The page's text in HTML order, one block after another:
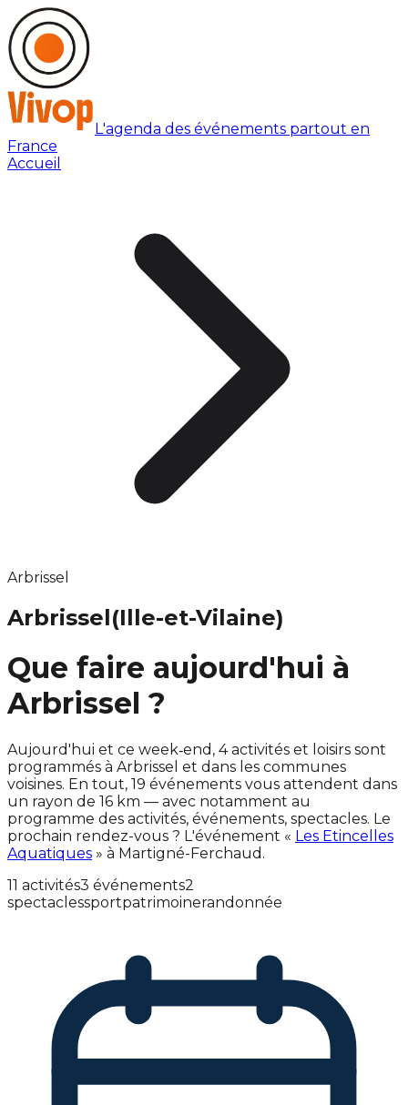
L'agenda des événements partout en
France
Accueil
Arbrissel
Arbrissel(Ille-et-Vilaine)
Que faire aujourd'hui à
Arbrissel ?
Aujourd'hui et ce week‑end, 4 activités et loisirs sont
programmés à Arbrissel et dans les communes
voisines. En tout, 19 événements vous attendent dans
un rayon de 16 km — avec notamment au
programme des activités, événements, spectacles. Le
prochain rendez-vous ? L'événement « Les Etincelles
Aquatiques » à Martigné-Ferchaud.
11 activités3 événements2
spectaclessportpatrimoinerandonnée